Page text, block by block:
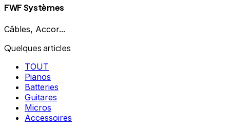
FWF Systèmes
Câbles, Accor...
Quelques articles
TOUT
Pianos
Batteries
Guitares
Micros
Accessoires